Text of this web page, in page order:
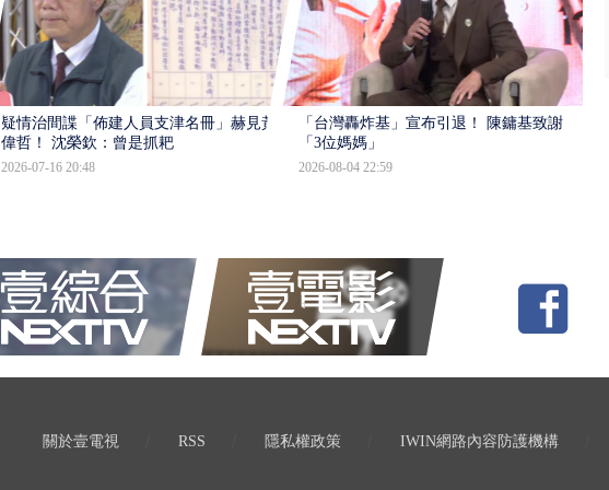
疑情治間諜「佈建人員支津名冊」赫見黃
偉哲！ 沈榮欽：曾是抓耙
2026-07-16 20:48
「台灣轟炸基」宣布引退！ 陳鏞基致謝
「3位媽媽」
2026-08-04 22:59
關於壹電視 RSS 隱私權政策 IWIN網路內容防護機構